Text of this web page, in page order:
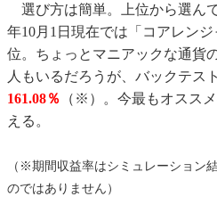
選び方は簡単。上位から選ん
年10月1日現在では「コアレン
位。ちょっとマニアックな通貨
人もいるだろうが、バックテス
161.08％
（※）。今最もオスス
える。
（※期間収益率はシミュレーション
のではありません）